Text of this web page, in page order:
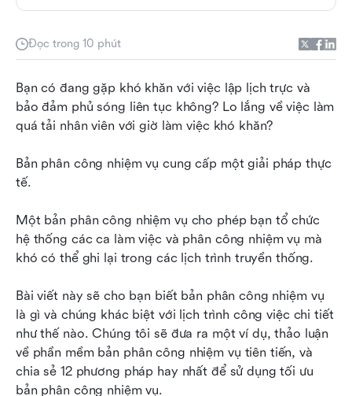
Đọc trong 10 phút
Bạn có đang gặp khó khăn với việc lập lịch trực và
bảo đảm phủ sóng liên tục không? Lo lắng về việc làm
quá tải nhân viên với giờ làm việc khó khăn?
Bản phân công nhiệm vụ cung cấp một giải pháp thực
tế.
Một bản phân công nhiệm vụ cho phép bạn tổ chức
hệ thống các ca làm việc và phân công nhiệm vụ mà
khó có thể ghi lại trong các lịch trình truyền thống.
Bài viết này sẽ cho bạn biết bản phân công nhiệm vụ
là gì và chúng khác biệt với lịch trình công việc chi tiết
như thế nào. Chúng tôi sẽ đưa ra một ví dụ, thảo luận
về phần mềm bản phân công nhiệm vụ tiên tiến, và
chia sẻ 12 phương pháp hay nhất để sử dụng tối ưu
bản phân công nhiệm vụ.
Mục tiêu của lịch trực là gì?
tiêu chuẩn như thế nào?
12 cách lập lịch trực tốt nhất mà bạn nên làm
Câu hỏi thường gặp về lịch trực
phân công nhiệm vụ một cách dễ dàng